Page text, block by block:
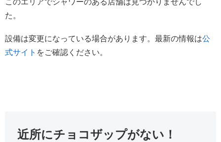
このエリアでシャワーのある店舗は見つかりませんでし
た。
設備は変更になっている場合があります。最新の情報は公
式サイト をご確認ください。
近所にチョコザップがない！